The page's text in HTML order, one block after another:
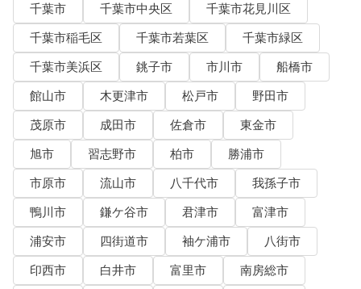
千葉市 千葉市中央区
千葉市花見川区
千葉市稲毛区
千葉市若葉区
千葉市緑区
千葉市美浜区
銚子市 市川市
船橋市
館山市
木更津市 松戸市
野田市
茂原市
成田市 佐倉市
東金市
旭市
習志野市 柏市
勝浦市
市原市
流山市 八千代市
我孫子市
鴨川市
鎌ケ谷市 君津市
富津市
浦安市
四街道市 袖ケ浦市
八街市
印西市
白井市 富里市
南房総市